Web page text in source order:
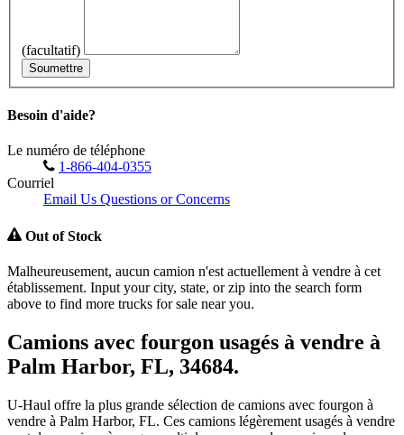
(facultatif)
Soumettre
Besoin d'aide?
Le numéro de téléphone
1-866-404-0355
Courriel
Email Us Questions or Concerns
Out of Stock
Malheureusement, aucun camion n'est actuellement à vendre à cet
établissement. Input your city, state, or zip into the search form
above to find more trucks for sale near you.
Camions avec fourgon usagés à vendre à
Palm Harbor, FL, 34684.
U-Haul offre la plus grande sélection de camions avec fourgon à
vendre à Palm Harbor, FL. Ces camions légèrement usagés à vendre